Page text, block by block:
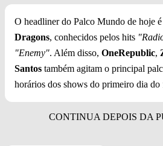
O headliner do Palco Mundo de hoje é
Dragons, conhecidos pelos hits
"Enemy". Além disso, OneRepublic,
Santos também agitam o principal
horários dos shows do primeiro dia do